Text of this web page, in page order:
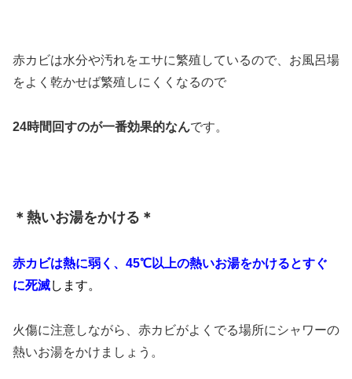
赤カビは水分や汚れをエサに繁殖しているので、お風呂場
をよく乾かせば繁殖しにくくなるので
24時間回すのが一番効果的なんです。
＊熱いお湯をかける＊
赤カビは熱に弱く、45℃以上の熱いお湯をかけるとすぐ
に死滅します。
火傷に注意しながら、赤カビがよくでる場所にシャワーの
熱いお湯をかけましょう。